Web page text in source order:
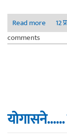
Read more 12
comments